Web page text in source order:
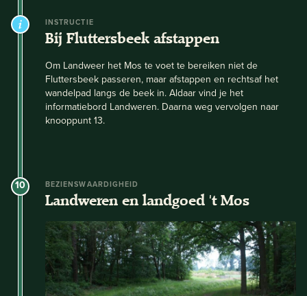
INSTRUCTIE
Bij Fluttersbeek afstappen
Om Landweer het Mos te voet te bereiken niet de
Fluttersbeek passeren, maar afstappen en rechtsaf het
wandelpad langs de beek in. Aldaar vind je het
informatiebord Landweren. Daarna weg vervolgen naar
knooppunt 13.
10 BEZIENSWAARDIGHEID
Landweren en landgoed 't Mos